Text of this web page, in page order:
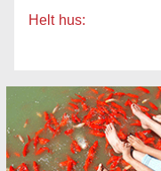
Helt hus: